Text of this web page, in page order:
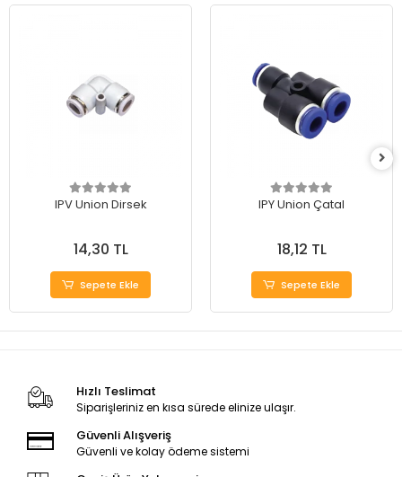
IPV Union Dirsek
14,30 TL
Sepete Ekle
IPY Union Çatal
18,12 TL
Sepete Ekle
Hızlı Teslimat
Siparişleriniz en kısa sürede elinize ulaşır.
Güvenli Alışveriş
Güvenli ve kolay ödeme sistemi